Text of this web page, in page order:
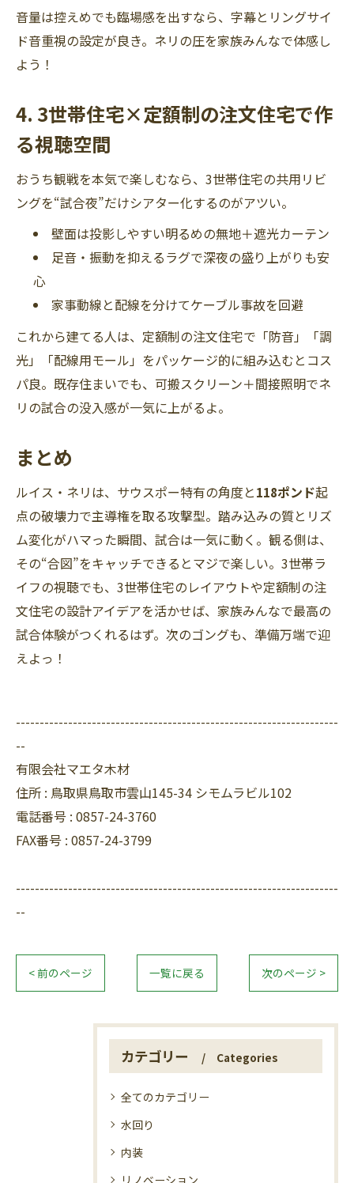
音量は控えめでも臨場感を出すなら、字幕とリングサイ
ド音重視の設定が良き。ネリの圧を家族みんなで体感し
よう！
4. 3世帯住宅×定額制の注文住宅で作
る視聴空間
おうち観戦を本気で楽しむなら、3世帯住宅の共用リビ
ングを“試合夜”だけシアター化するのがアツい。
壁面は投影しやすい明るめの無地＋遮光カーテン
足音・振動を抑えるラグで深夜の盛り上がりも安
心
家事動線と配線を分けてケーブル事故を回避
これから建てる人は、定額制の注文住宅で「防音」「調
光」「配線用モール」をパッケージ的に組み込むとコス
パ良。既存住まいでも、可搬スクリーン＋間接照明でネ
リの試合の没入感が一気に上がるよ。
まとめ
ルイス・ネリは、サウスポー特有の角度と118ポンド起
点の破壊力で主導権を取る攻撃型。踏み込みの質とリズ
ム変化がハマった瞬間、試合は一気に動く。観る側は、
その“合図”をキャッチできるとマジで楽しい。3世帯ラ
イフの視聴でも、3世帯住宅のレイアウトや定額制の注
文住宅の設計アイデアを活かせば、家族みんなで最高の
試合体験がつくれるはず。次のゴングも、準備万端で迎
えよっ！
--------------------------------------------------------------------
--
有限会社マエタ木材
住所 : 鳥取県鳥取市雲山145-34 シモムラビル102
電話番号 : 0857-24-3760
FAX番号 : 0857-24-3799
--------------------------------------------------------------------
--
< 前のページ 一覧に戻る 次のページ >
カテゴリー Categories
全てのカテゴリー
水回り
内装
リノベーション